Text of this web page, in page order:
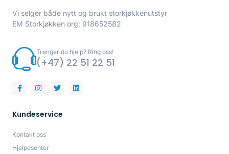
Vi selger både nytt og brukt storkjøkkenutstyr
EM Storkjøkken org: 918652582
Trenger du hjelp? Ring oss!
(+47) 22 51 22 51
Kundeservice
Kontakt oss
Hjelpesenter